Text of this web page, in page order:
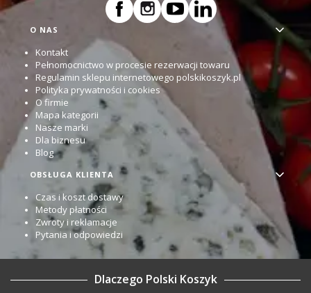
Linki w stopce
O NAS
Kontakt
Pełnomocnictwo w procesie rezerwacji towaru
Regulamin sklepu internetowego polskikoszyk.pl
Polityka prywatności i cookies
O firmie
Mapa kategorii
Nasze marki
Dla biznesu
Blog
OBSŁUGA KLIENTA
Czas i koszt dostawy
Metody płatności
Zwroty i reklamacje
Pytania i odpowiedzi
Dlaczego Polski Koszyk